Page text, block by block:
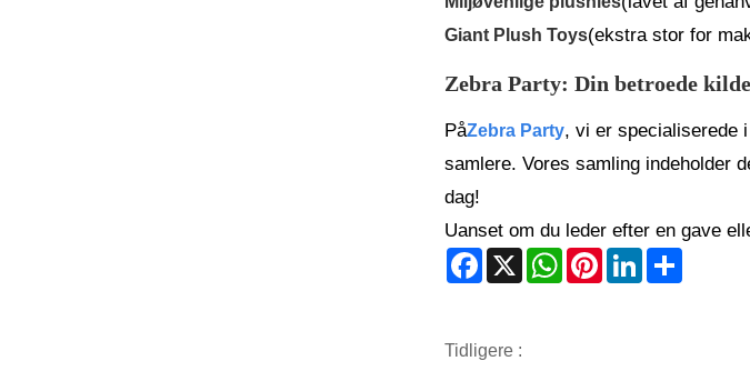
Giant Plush Toys(ekstra stor for
Zebra Party: Din betroede
PåZebra Party, vi er specialiserede
samlere. Vores samling indeholder
dag!
Uanset om du leder efter en gave
Facebook
X WhatsAppPinterestLinkedIn
Tidligere :